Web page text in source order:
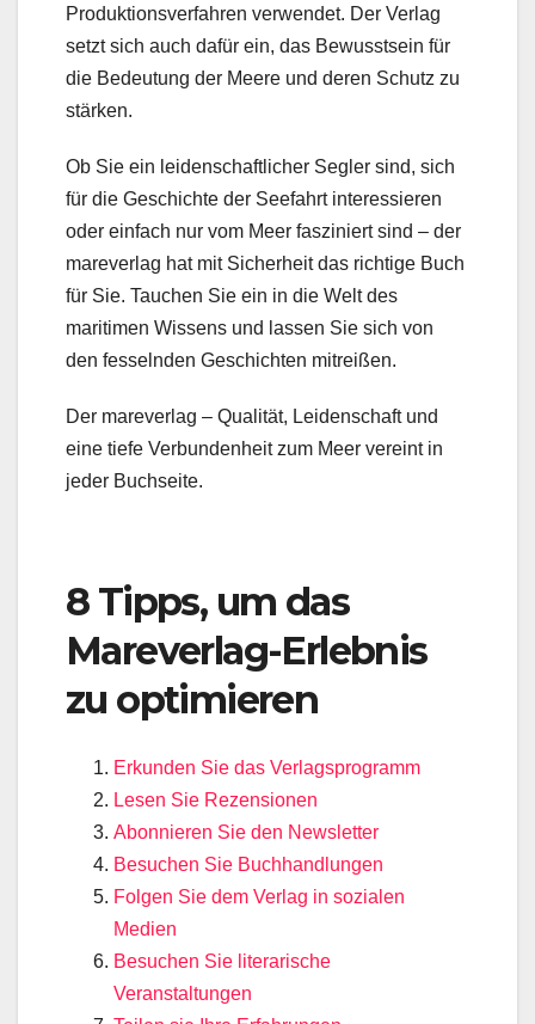
Produktionsverfahren verwendet. Der Verlag
setzt sich auch dafür ein, das Bewusstsein für
die Bedeutung der Meere und deren Schutz zu
stärken.
Ob Sie ein leidenschaftlicher Segler sind, sich
für die Geschichte der Seefahrt interessieren
oder einfach nur vom Meer fasziniert sind – der
mareverlag hat mit Sicherheit das richtige Buch
für Sie. Tauchen Sie ein in die Welt des
maritimen Wissens und lassen Sie sich von
den fesselnden Geschichten mitreißen.
Der mareverlag – Qualität, Leidenschaft und
eine tiefe Verbundenheit zum Meer vereint in
jeder Buchseite.
8 Tipps, um das
Mareverlag-Erlebnis
zu optimieren
Erkunden Sie das Verlagsprogramm
Lesen Sie Rezensionen
Abonnieren Sie den Newsletter
Besuchen Sie Buchhandlungen
Folgen Sie dem Verlag in sozialen
Medien
Besuchen Sie literarische
Veranstaltungen